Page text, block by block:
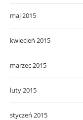
maj 2015
kwiecień 2015
marzec 2015
luty 2015
styczeń 2015